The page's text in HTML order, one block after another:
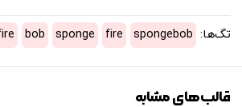
تگ‌ها: spongebob
fire
sponge
bob
قالب‌های مشابه